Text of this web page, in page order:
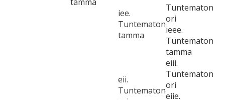
iee.
Tuntematon
tamma
Tuntematon
ori
ieee.
Tuntematon
tamma
eii.
Tuntematon
eiii.
Tuntematon
ori
eiie.